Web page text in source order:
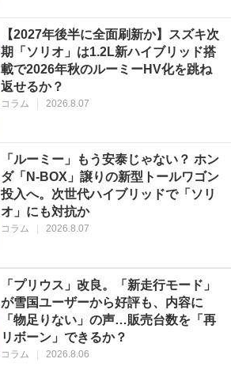
【2027年後半に全面刷新か】スズキ次
期「ソリオ」は1.2L新ハイブリッド搭
載で2026年秋のルーミーHV化を跳ね
返せるか？
コラム 2026.8.07
「ルーミー」もう安泰じゃない？ ホン
ダ「N-BOX」譲りの新型トールワゴン
投入へ。次世代ハイブリッドで「ソリ
オ」にも対抗か
コラム 2026.8.07
「プリウス」改良。「新走行モード」
が雪国ユーザーから好評も、内容に
「物足りない」の声…販売台数を「再
リボーン」できるか？
コラム 2026.8.06